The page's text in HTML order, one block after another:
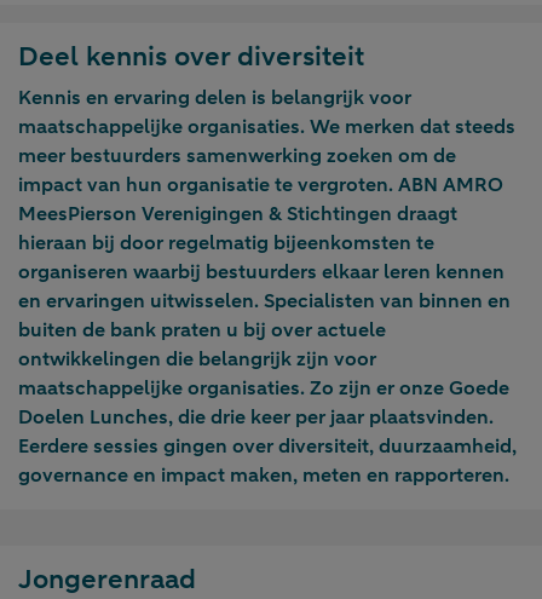
Deel kennis over diversiteit
Kennis en ervaring delen is belangrijk voor
maatschappelijke organisaties. We merken dat steeds
meer bestuurders samenwerking zoeken om de
impact van hun organisatie te vergroten. ABN AMRO
MeesPierson Verenigingen & Stichtingen draagt
hieraan bij door regelmatig bijeenkomsten te
organiseren waarbij bestuurders elkaar leren kennen
en ervaringen uitwisselen. Specialisten van binnen en
buiten de bank praten u bij over actuele
ontwikkelingen die belangrijk zijn voor
maatschappelijke organisaties. Zo zijn er onze Goede
Doelen Lunches, die drie keer per jaar plaatsvinden.
Eerdere sessies gingen over diversiteit, duurzaamheid,
governance en impact maken, meten en rapporteren.
Jongerenraad